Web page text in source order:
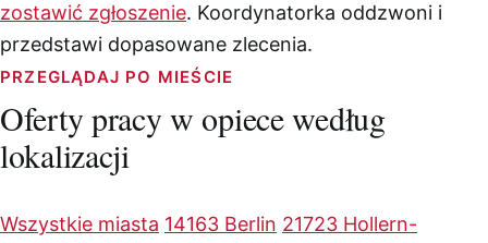
zostawić zgłoszenie. Koordynatorka oddzwoni i
przedstawi dopasowane zlecenia.
PRZEGLĄDAJ PO MIEŚCIE
Oferty pracy w opiece według
lokalizacji
Wszystkie miasta 14163 Berlin 21723 Hollern-